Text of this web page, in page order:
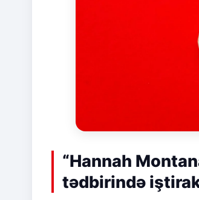
“Hannah
tədbirində